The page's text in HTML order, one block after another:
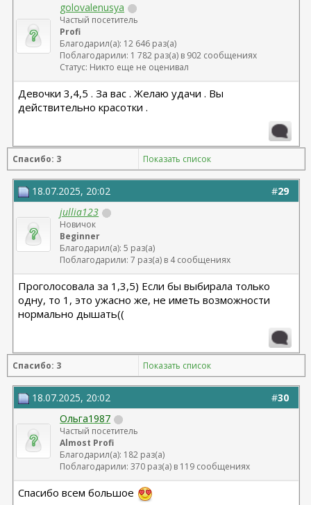
golovalenusya
Частый посетитель
Profi
Благодарил(а): 12 646 раз(а)
Поблагодарили: 1 782 раз(а) в 902 сообщениях
Статус: Никто еще не оценивал
Девочки 3,4,5 . За вас . Желаю удачи . Вы
действительно красотки .
Спасибо: 3 Показать список
#29
18.07.2025, 20:02
jullia123
Новичок
Beginner
Благодарил(а): 5 раз(а)
Поблагодарили: 7 раз(а) в 4 сообщениях
Проголосовала за 1,3,5) Если бы выбирала только
одну, то 1, это ужасно же, не иметь возможности
нормально дышать((
Спасибо: 3 Показать список
#30
18.07.2025, 20:02
Ольга1987
Частый посетитель
Almost Profi
Благодарил(а): 182 раз(а)
Поблагодарили: 370 раз(а) в 119 сообщениях
Спасибо всем большое